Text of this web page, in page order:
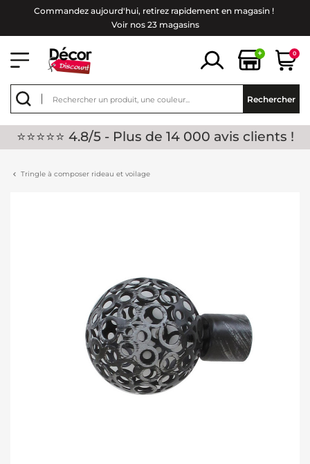
Commandez aujourd'hui, retirez rapidement en magasin !
Voir nos 23 magasins
+ 0
Rechercher
⭐⭐⭐⭐⭐ 4.8/5 - Plus de 14 000 avis clients !
Tringle à composer rideau et voilage